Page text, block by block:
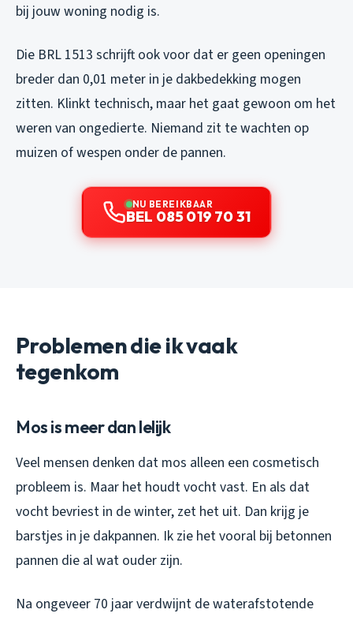
bij jouw woning nodig is.
Die BRL 1513 schrijft ook voor dat er geen openingen
breder dan 0,01 meter in je dakbedekking mogen
zitten. Klinkt technisch, maar het gaat gewoon om het
weren van ongedierte. Niemand zit te wachten op
muizen of wespen onder de pannen.
NU BEREIKBAAR
BEL 085 019 70 31
Problemen die ik vaak
tegenkom
Mos is meer dan lelijk
Veel mensen denken dat mos alleen een cosmetisch
probleem is. Maar het houdt vocht vast. En als dat
vocht bevriest in de winter, zet het uit. Dan krijg je
barstjes in je dakpannen. Ik zie het vooral bij betonnen
pannen die al wat ouder zijn.
Na ongeveer 70 jaar verdwijnt de waterafstotende